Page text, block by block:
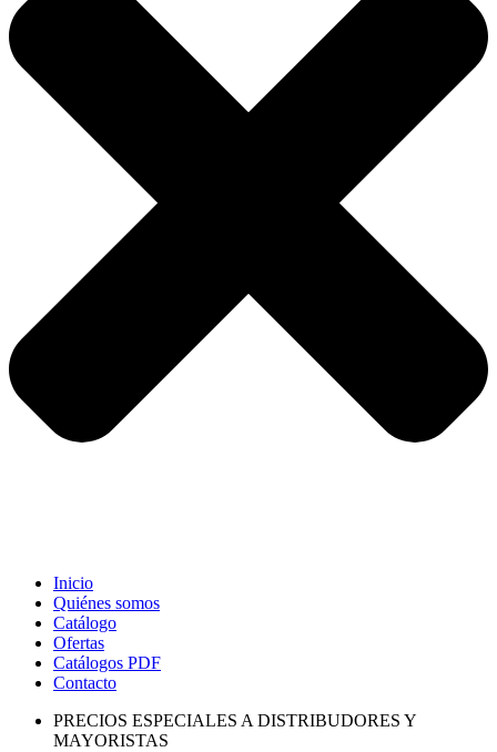
Inicio
Quiénes somos
Catálogo
Ofertas
Catálogos PDF
Contacto
PRECIOS ESPECIALES A DISTRIBUDORES Y
MAYORISTAS